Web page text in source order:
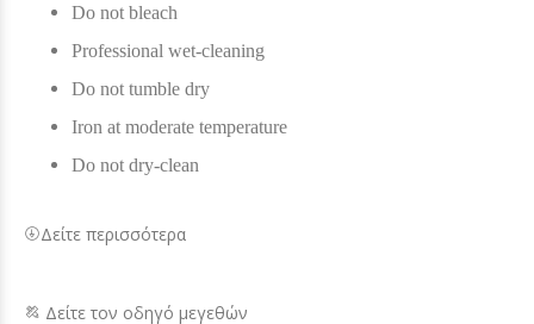
Do not bleach
Professional wet-cleaning
Do not tumble dry
Iron at moderate temperature
Do not dry-clean
Δείτε περισσότερα
Δείτε τον οδηγό μεγεθών